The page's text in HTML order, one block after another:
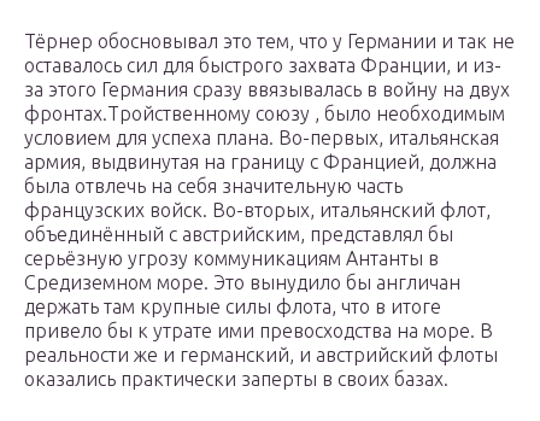
Тёрнер обосновывал это тем, что у Германии и так не
оставалось сил для быстрого захвата Франции, и из-
за этого Германия сразу ввязывалась в войну на двух
фронтах.Тройственному союзу , было необходимым
условием для успеха плана. Во-первых, итальянская
армия, выдвинутая на границу с Францией, должна
была отвлечь на себя значительную часть
французских войск. Во-вторых, итальянский флот,
объединённый с австрийским, представлял бы
серьёзную угрозу коммуникациям Антанты в
Средиземном море. Это вынудило бы англичан
держать там крупные силы флота, что в итоге
привело бы к утрате ими превосходства на море. В
реальности же и германский, и австрийский флоты
оказались практически заперты в своих базах.